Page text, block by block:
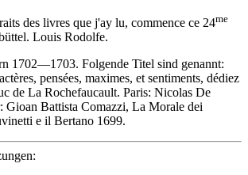
des livres que j'ay lu, commence ce 24me
Louis Rodolfe.
1702—1703. Folgende Titel sind genannt:
pensées, maximes, et sentiments, dédiez
de La Rochefaucault. Paris: Nicolas De
Gioan Battista Comazzi, La Morale dei
e il Bertano 1699.